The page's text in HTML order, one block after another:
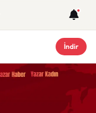
İndir